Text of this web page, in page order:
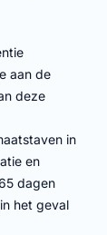
aan de
deze
in
en
dagen
het geval